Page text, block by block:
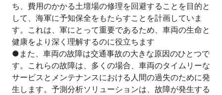
ち、費用のかかる土壇場の修理を回避することを目的と
して、海軍に予知保全をもたらすことを計画していま
す。これは、軍にとって重要であるため、車両の生命と
健康をより深く理解するのに役立ちます
●また、車両の故障は交通事故の大きな原因のひとつで
す。これらの故障は、多くの場合、車両のタイムリーな
サービスとメンテナンスにおける人間の過失のために発
生します。予測分析ソリューションは、故障が発生する